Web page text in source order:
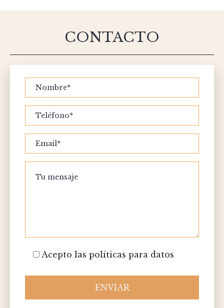
CONTACTO
Acepto las políticas para datos
ENVIAR